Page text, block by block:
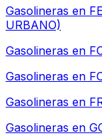
Gasolineras en
URBANO)
Gasolineras en
Gasolineras en
Gasolineras en
Gasolineras en